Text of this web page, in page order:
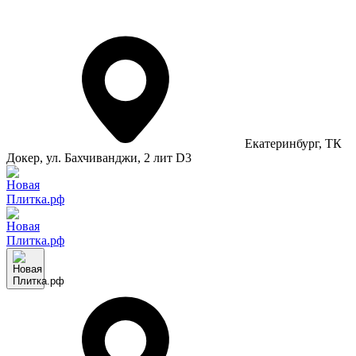
Екатеринбург, ТК
Докер, ул. Бахчиванджи, 2 лит D3